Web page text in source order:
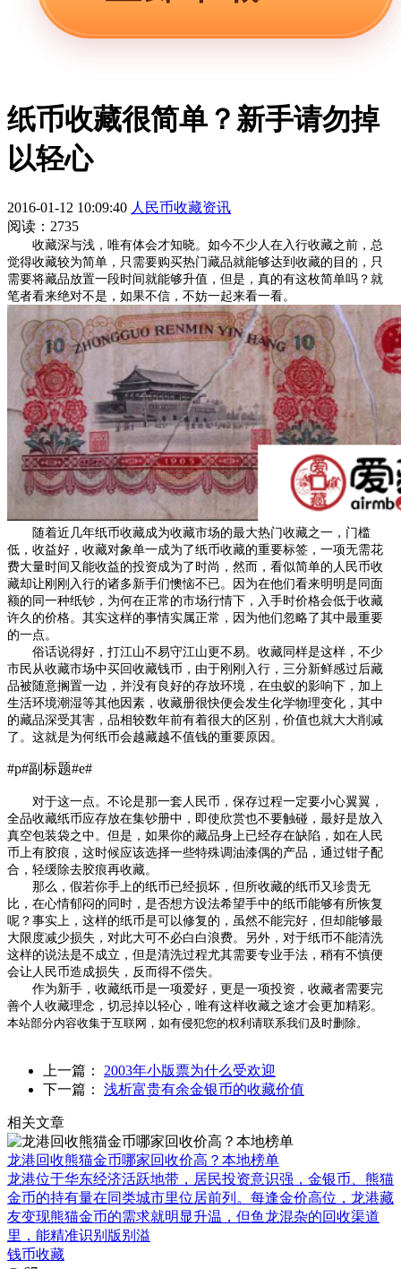
纸币收藏很简单？新手请勿掉
以轻心
2016-01-12 10:09:40 人民币收藏资讯
阅读：2735
收藏深与浅，唯有体会才知晓。如今不少人在入行收藏之前，总
觉得收藏较为简单，只需要购买热门藏品就能够达到收藏的目的，只
需要将藏品放置一段时间就能够升值，但是，真的有这枚简单吗？就
笔者看来绝对不是，如果不信，不妨一起来看一看。
随着近几年纸币收藏成为收藏市场的最大热门收藏之一，门槛
低，收益好，收藏对象单一成为了纸币收藏的重要标签，一项无需花
费大量时间又能收益的投资成为了时尚，然而，看似简单的人民币收
藏却让刚刚入行的诸多新手们懊恼不已。因为在他们看来明明是同面
额的同一种纸钞，为何在正常的市场行情下，入手时价格会低于收藏
许久的价格。其实这样的事情实属正常，因为他们忽略了其中最重要
的一点。
俗话说得好，打江山不易守江山更不易。收藏同样是这样，不少
市民从收藏市场中买回收藏钱币，由于刚刚入行，三分新鲜感过后藏
品被随意搁置一边，并没有良好的存放环境，在虫蚁的影响下，加上
生活环境潮湿等其他因素，收藏册很快便会发生化学物理变化，其中
的藏品深受其害，品相较数年前有着很大的区别，价值也就大大削减
了。这就是为何纸币会越藏越不值钱的重要原因。
#p#副标题#e#
对于这一点。不论是那一套人民币，保存过程一定要小心翼翼，
全品收藏纸币应存放在集钞册中，即使欣赏也不要触碰，最好是放入
真空包装袋之中。但是，如果你的藏品身上已经存在缺陷，如在人民
币上有胶痕，这时候应该选择一些特殊调油漆偶的产品，通过钳子配
合，轻缓除去胶痕再收藏。
那么，假若你手上的纸币已经损坏，但所收藏的纸币又珍贵无
比，在心情郁闷的同时，是否想方设法希望手中的纸币能够有所恢复
呢？事实上，这样的纸币是可以修复的，虽然不能完好，但却能够最
大限度减少损失，对此大可不必白白浪费。另外，对于纸币不能清洗
这样的说法是不成立，但是清洗过程尤其需要专业手法，稍有不慎便
会让人民币造成损失，反而得不偿失。
作为新手，收藏纸币是一项爱好，更是一项投资，收藏者需要完
善个人收藏理念，切忌掉以轻心，唯有这样收藏之途才会更加精彩。
本站部分内容收集于互联网，如有侵犯您的权利请联系我们及时删除。
上一篇： 2003年小版票为什么受欢迎
下一篇： 浅析富贵有余金银币的收藏价值
相关文章
龙港回收熊猫金币哪家回收价高？本地榜单
龙港位于华东经济活跃地带，居民投资意识强，金银币、熊猫
金币的持有量在同类城市里位居前列。每逢金价高位，龙港藏
友变现熊猫金币的需求就明显升温，但鱼龙混杂的回收渠道
里，能精准识别版别溢
钱币收藏